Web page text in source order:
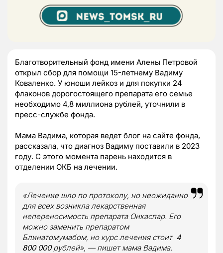
Благотворительный фонд имени Алены Петровой
открыл сбор для помощи 15-летнему Вадиму
Коваленко. У юноши лейкоз и для покупки 24
флаконов дорогостоящего препарата его семье
необходимо 4,8 миллиона рублей, уточнили в
пресс-службе фонда.
Мама Вадима, которая ведет блог на сайте фонда,
рассказала, что диагноз Вадиму поставили в 2023
году. С этого момента парень находится в
отделении ОКБ на лечении.
«Лечение шло по протоколу, но неожиданно
для всех возникла лекарственная
непереносимость препарата Онкаспар. Его
можно заменить препаратом
Блинатомумабом, но курс лечения стоит 4
800 000рублей», — пишет мама Вадима.